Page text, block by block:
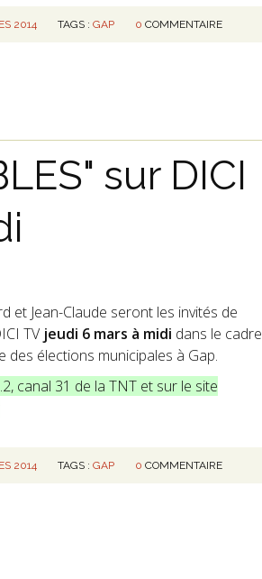
2014 TAGS :GAP 0 COMMENTAIRE
sur DICI
et Jean-Claude seront les invités de
TV jeudi 6 mars à midi dans le cadre
des élections municipales à Gap.
canal 31 de la TNT et sur le site
2014 TAGS :GAP 0 COMMENTAIRE